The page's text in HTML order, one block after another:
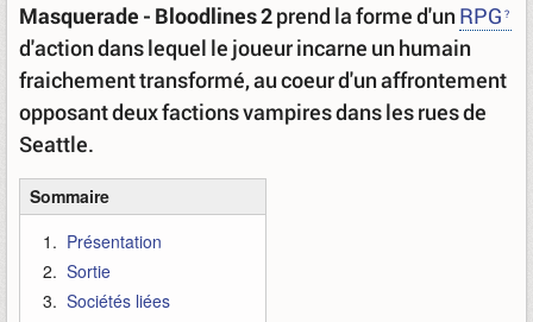
Masquerade - Bloodlines 2prend la forme d'un RPG
d'action dans lequel le joueur incarne un humain
fraichement transformé, au coeur d'un affrontement
opposant deux factions vampires dans les rues de
Seattle.
Sommaire
Présentation
Sortie
Sociétés liées